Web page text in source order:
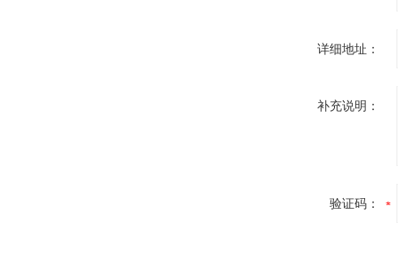
详细地址：
补充说明：
验证码：